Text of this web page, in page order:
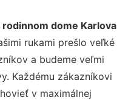
dome Karlova
rukami prešlo veľké
a budeme veľmi
Každému zákazníkovi
v maximálnej